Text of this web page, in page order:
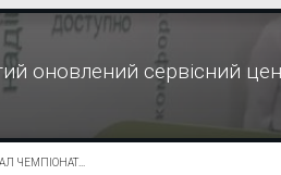
оновлений сервісний
ЧЕМПІОНАТ...